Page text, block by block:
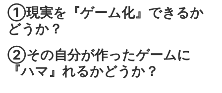
①現実を『ゲーム化』できるか
どうか？
②その自分が作ったゲームに
『ハマ』れるかどうか？